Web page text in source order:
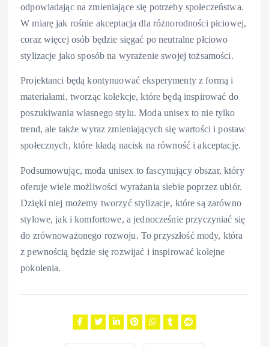
odpowiadając na zmieniające się potrzeby społeczeństwa.
W miarę jak rośnie akceptacja dla różnorodności płciowej,
coraz więcej osób będzie sięgać po neutralne płciowo
stylizacje jako sposób na wyrażenie swojej tożsamości.
Projektanci będą kontynuować eksperymenty z formą i
materiałami, tworząc kolekcje, które będą inspirować do
poszukiwania własnego stylu. Moda unisex to nie tylko
trend, ale także wyraz zmieniających się wartości i postaw
społecznych, które kładą nacisk na równość i akceptację.
Podsumowując, moda unisex to fascynujący obszar, który
oferuje wiele możliwości wyrażania siebie poprzez ubiór.
Dzięki niej możemy tworzyć stylizacje, które są zarówno
stylowe, jak i komfortowe, a jednocześnie przyczyniać się
do zrównoważonego rozwoju. To przyszłość mody, która
z pewnością będzie się rozwijać i inspirować kolejne
pokolenia.